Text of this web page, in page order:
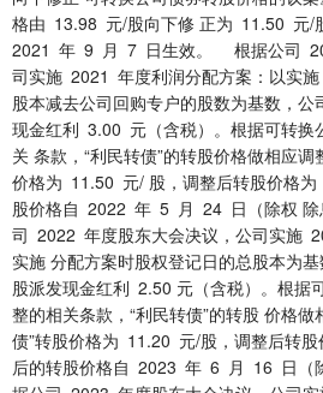
格由 13.98 元/股向下修 正为 11.50 元/
2021 年 9 月 7 日生效。 根据公司
司实施 2021 年度利润分配方案：以实
股本减去公司回购专户的股数为基数，
现金红利 3.00 元（含税）。根据可转换
关 条款，“利民转债”的转股价格做相应调
价格为 11.50 元/ 股，调整后转股价格
股价格自 2022 年 5 月 24 日（除权
司 2022 年度股东大会决议，公司实施
实施 分配方案时股权登记日的总股本为
股派发现金红利 2.50 元（含税）。根据
整的相关条款，“利民转债”的转股 价格
债”转股价格为 11.20 元/股，调整后转
后的转股价格自 2023 年 6 月 16 日